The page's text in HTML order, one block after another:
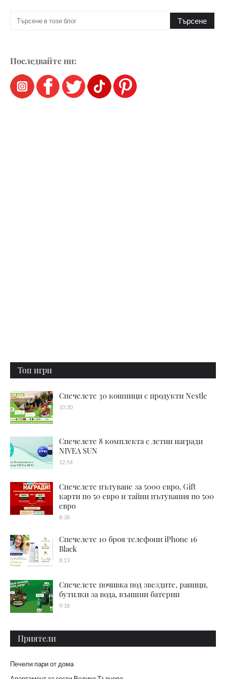
Последвайте ни:
Топ игри
Спечелете 30 кошници с продукти Nestle
10:30
Спечелете 8 комплекта с летни награди
NIVEA SUN
12:54
Спечелете пътуване за 5000 евро, Gift
карти по 50 евро и тайни пътувания по 500
евро
8:38
Спечелете 10 броя телефони iPhone 16
Black
8:13
Спечелете почивка под звездите, раници,
бутилки за вода, външни батерии
9:18
Приятели
Печели пари от дома